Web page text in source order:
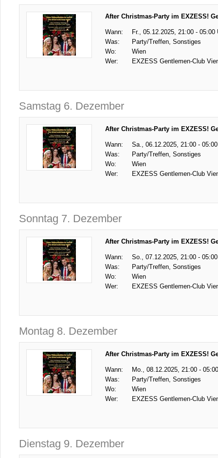
After Christmas-Party im EXZESS!
Wann:
Fr., 05.12.2025, 21:00 - 05:00
Was:
Party/Treffen, Sonstiges
Wo:
Wien
Wer:
EXZESS Gentlemen-Club
Samstag 6. Dezember
After Christmas-Party im EXZESS!
Wann:
Sa., 06.12.2025, 21:00 -
Was:
Party/Treffen, Sonstiges
Wo:
Wien
Wer:
EXZESS Gentlemen-Club
Sonntag 7. Dezember
After Christmas-Party im EXZESS!
Wann:
So., 07.12.2025, 21:00 -
Was:
Party/Treffen, Sonstiges
Wo:
Wien
Wer:
EXZESS Gentlemen-Club
Montag 8. Dezember
After Christmas-Party im EXZESS!
Wann:
Mo., 08.12.2025, 21:00 -
Was:
Party/Treffen, Sonstiges
Wo:
Wien
Wer:
EXZESS Gentlemen-Club
Dienstag 9. Dezember